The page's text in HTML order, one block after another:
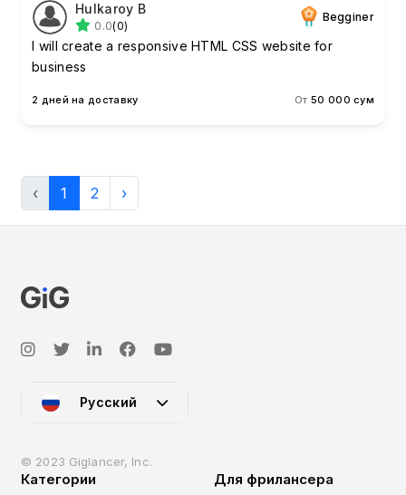
Hulkaroy B
0.0(0)
Begginer
I will create a responsive HTML CSS website for
business
2 дней на доставку От 50 000 сум
‹ 1 2 ›
Русский
© 2023 Giglancer, Inc.
Категории
Для фрилансера